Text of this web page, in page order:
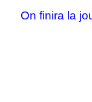
On finira la